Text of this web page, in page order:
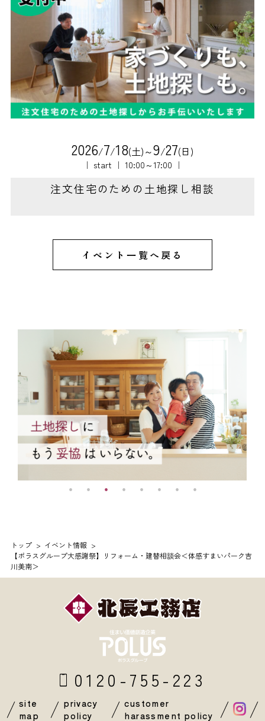
2026/7/18(土)～9/27(日)
｜ start ｜ 10:00～17:00 ｜
注文住宅のための土地探し相談
イベント一覧へ戻る
トップ
イベント情報
【ポラスグループ大感謝祭】リフォーム・建替相談会＜体感すまいパーク吉
川美南＞
0120-755-223
site
map
privacy
policy
customer
harassment policy